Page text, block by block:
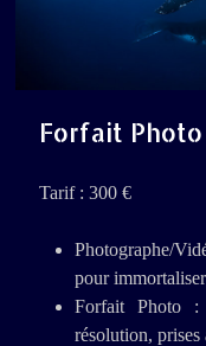
Forfait
Tarif : 300 €
Photographe/
pour
Forfait Photo
résolution,